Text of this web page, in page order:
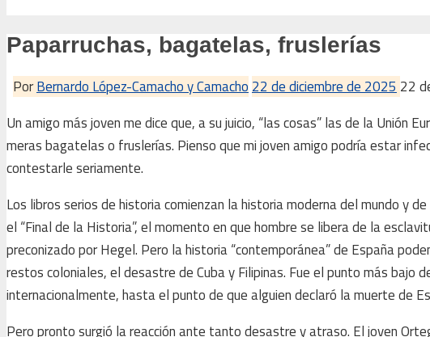
Paparruchas, bagatelas, fruslerías
PorBernardo López-Camacho y Camacho22 de diciembre de 202522
Un amigo más joven me dice que, a su juicio, “las cosas” las de la Unión
meras bagatelas o fruslerías. Pienso que mi joven amigo podría estar
contestarle seriamente.
Los libros serios de historia comienzan la historia moderna del mundo y
el “Final de la Historia”, el momento en que hombre se libera de la
preconizado por Hegel. Pero la historia “contemporánea” de España
restos coloniales, el desastre de Cuba y Filipinas. Fue el punto más bajo
internacionalmente, hasta el punto de que alguien declaró la muerte de
Pero pronto surgió la reacción ante tanto desastre y atraso. El joven